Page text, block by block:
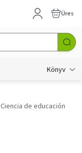
Üres
Könyv
Ciencia de educación